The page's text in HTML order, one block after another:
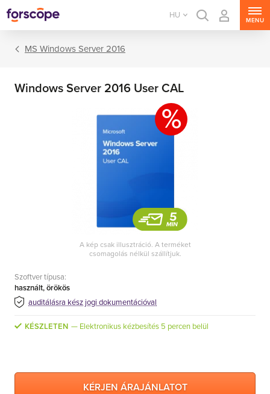
HU
MENU
MS Exchange Server
MS SharePoint Server
MS Skype for Business Server
MS System Center
Server CALs
MS Windows Server 2016
Windows Server 2016 User CAL
A kép csak illusztráció. A terméket
csomagolás nélkül szállítjuk.
%
Szoftver típusa:
használt, örökös
auditálásra kész jogi dokumentációval
KÉSZLETEN Elektronikus kézbesítés 5 percen belül
KÉRJEN ÁRAJÁNLATOT